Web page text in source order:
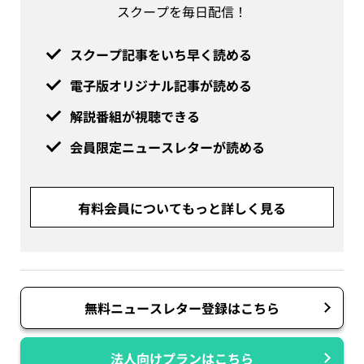
スクープを毎日配信！
スクープ記事をいち早く読める
電子版オリジナル記事が読める
解説番組が視聴できる
会員限定ニュースレターが読める
有料会員についてもっと詳しく見る
無料ニュースレター登録はこちら
法人向けプランはこちら